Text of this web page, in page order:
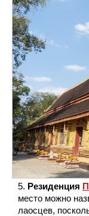
Резиденция
место можно
лаосцев,